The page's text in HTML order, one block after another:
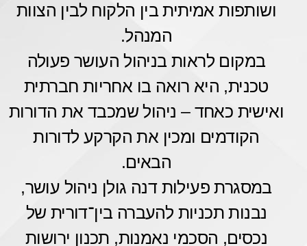
ושותפות אמיתית בין הלקוח לבין הצוות
המנהל.
במקום לראות בניהול העושר פעולה
טכנית, היא רואה בו אחריות חברתית
ואישית כאחד – ניהול שמכבד את הדורות
הקודמים ומכין את הקרקע לדורות
הבאים.
במסגרת פעילות דנה גולן ניהול עושר,
נבנות תכניות להעברה בין־דורית של
נכסים, הסכמי נאמנות, תכנון ירושות